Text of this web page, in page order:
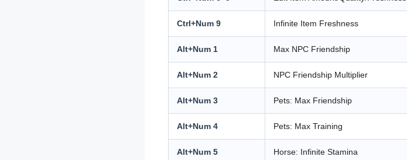
Ctrl+Num 9 Infinite Item Freshness
Alt+Num 1 Max NPC Friendship
Alt+Num 2 NPC Friendship Multiplier
Alt+Num 3 Pets: Max Friendship
Alt+Num 4 Pets: Max Training
Alt+Num 5 Horse: Infinite Stamina